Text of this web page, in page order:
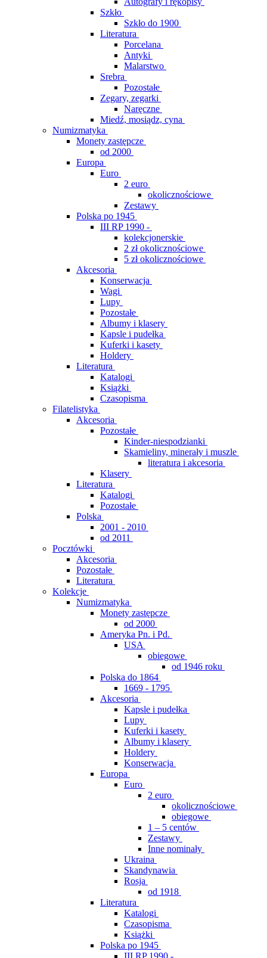
Szkło
Szkło do 1900
Literatura
Porcelana
Antyki
Malarstwo
Srebra
Pozostałe
Zegary, zegarki
Naręczne
Miedź, mosiądz, cyna
Numizmatyka
Monety zastępcze
od 2000
Europa
Euro
2 euro
okolicznościowe
Zestawy
Polska po 1945
III RP 1990 -
kolekcjonerskie
2 zł okolicznościowe
5 zł okolicznościowe
Akcesoria
Konserwacja
Wagi
Lupy
Pozostałe
Albumy i klasery
Kapsle i pudełka
Kuferki i kasety
Holdery
Literatura
Katalogi
Książki
Czasopisma
Filatelistyka
Akcesoria
Pozostałe
Kinder-niespodzianki
Skamieliny, minerały i muszle
literatura i akcesoria
Klasery
Literatura
Katalogi
Pozostałe
Polska
2001 - 2010
od 2011
Pocztówki
Akcesoria
Pozostałe
Literatura
Kolekcje
Numizmatyka
Monety zastępcze
od 2000
Ameryka Pn. i Pd.
USA
obiegowe
od 1946 roku
Polska do 1864
1669 - 1795
Akcesoria
Kapsle i pudełka
Lupy
Kuferki i kasety
Albumy i klasery
Holdery
Konserwacja
Europa
Euro
2 euro
okolicznościowe
obiegowe
1 – 5 centów
Zestawy
Inne nominały
Ukraina
Skandynawia
Rosja
od 1918
Literatura
Katalogi
Czasopisma
Książki
Polska po 1945
III RP 1990 -